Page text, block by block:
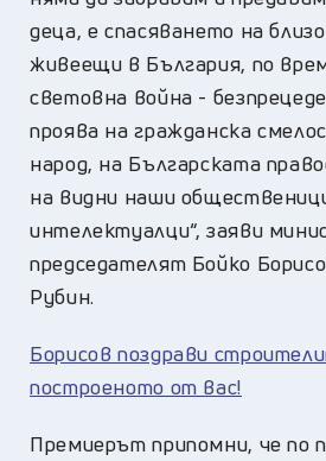
деца, е спасяването на
живеещи в България, по
световна война -
проява на гражданска
народ, на Българската
на видни наши
интелектуалци“, заяви
председателят Бойко
Рубин.
Борисов поздрави
построеното от вас!
Премиерът припомни, че по